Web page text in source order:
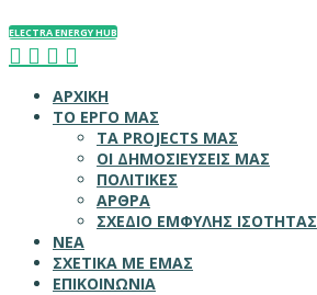
ELECTRA ENERGY HUB
   
ΑΡΧΙΚΗ
ΤΟ ΕΡΓΟ ΜΑΣ
ΤΑ PROJECTS ΜΑΣ
ΟΙ ΔΗΜΟΣΙΕΥΣΕΙΣ ΜΑΣ
ΠΟΛΙΤΙΚΕΣ
ΑΡΘΡΑ
ΣΧΕΔΙΟ ΕΜΦΥΛΗΣ ΙΣΟΤΗΤΑΣ
ΝΕΑ
ΣΧΕΤΙΚΑ ΜΕ ΕΜΑΣ
ΕΠΙΚΟΙΝΩΝΙΑ